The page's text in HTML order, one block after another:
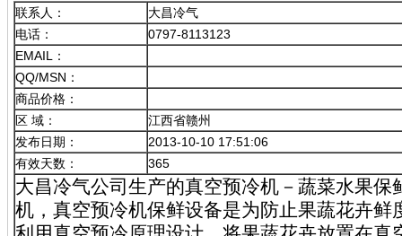
联系人：
大昌冷气
电话：
0797-8113123
EMAIL：
QQ/MSN：
商品价格：
区 域：
江西省赣州
发布日期：
2013-10-10 17:51:06
有效天数：
365
大昌冷气公司生产的真空预冷机－蔬菜水果保
机，真空预冷机保鲜设备是为防止果蔬花卉鲜